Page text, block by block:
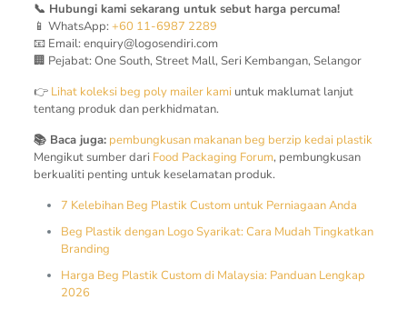
📞 Hubungi kami sekarang untuk sebut harga percuma!
📱 WhatsApp: +60 11-6987 2289
📧 Email: enquiry@logosendiri.com
🏢 Pejabat: One South, Street Mall, Seri Kembangan, Selangor
👉 Lihat koleksi beg poly mailer kamiuntuk maklumat lanjut
tentang produk dan perkhidmatan.
📚 Baca juga: pembungkusan makanan beg berzip kedai plastik
Mengikut sumber dari Food Packaging Forum, pembungkusan
berkualiti penting untuk keselamatan produk.
7 Kelebihan Beg Plastik Custom untuk Perniagaan Anda
Beg Plastik dengan Logo Syarikat: Cara Mudah Tingkatkan
Branding
Harga Beg Plastik Custom di Malaysia: Panduan Lengkap
2026